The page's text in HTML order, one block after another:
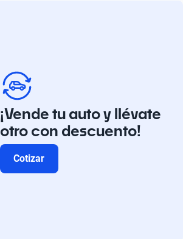
¡Vende tu auto y llévate
otro con descuento!
Cotizar